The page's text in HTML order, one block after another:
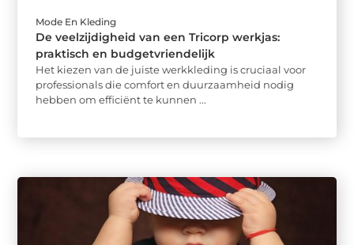
Mode En Kleding
De veelzijdigheid van een Tricorp werkjas:
praktisch en budgetvriendelijk
Het kiezen van de juiste werkkleding is cruciaal voor
professionals die comfort en duurzaamheid nodig
hebben om efficiënt te kunnen ...